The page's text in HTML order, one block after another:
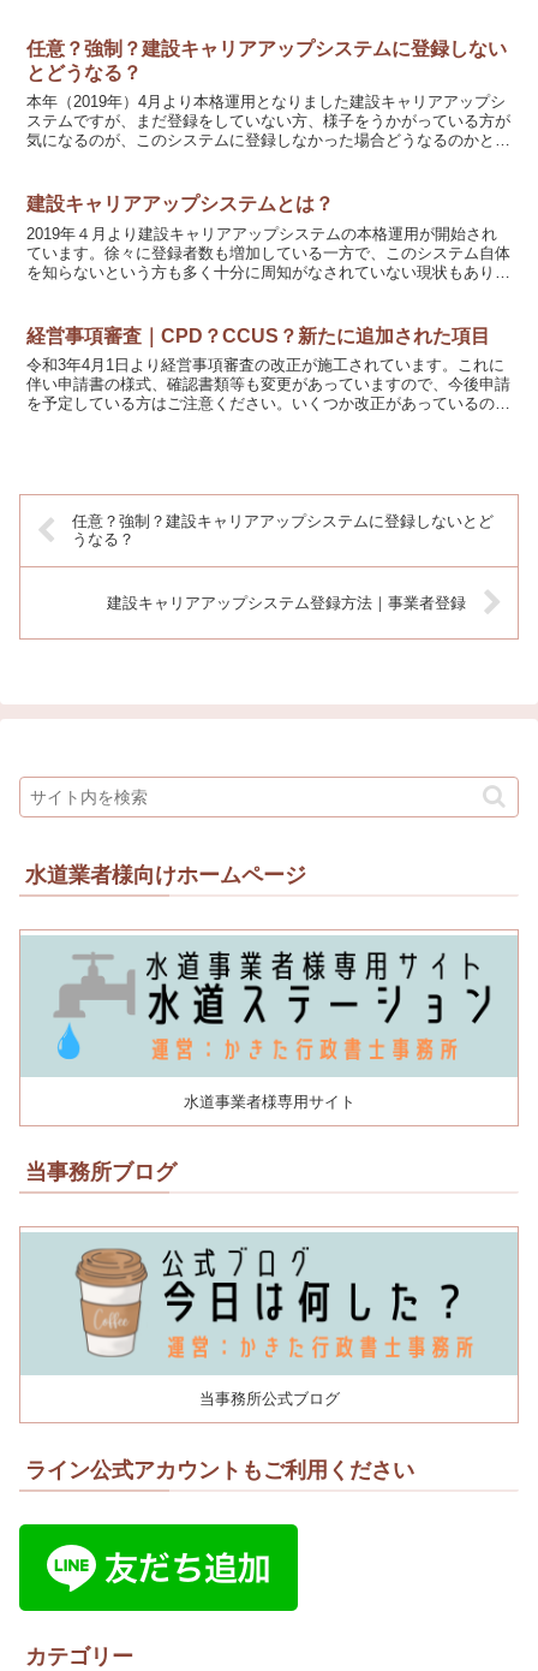
任意？強制？建設キャリアアップシステムに登録しない
とどうなる？
本年（2019年）4月より本格運用となりました建設キャリアアップシ
ステムですが、まだ登録をしていない方、様子をうかがっている方が
気になるのが、このシステムに登録しなかった場合どうなるのかとい
建設キャリアアップシステムとは？
2019年４月より建設キャリアアップシステムの本格運用が開始され
ています。徐々に登録者数も増加している一方で、このシステム自体
を知らないという方も多く十分に周知がなされていない現状もありま
経営事項審査｜CPD？CCUS？新たに追加された項目
令和3年4月1日より経営事項審査の改正が施工されています。これに
伴い申請書の様式、確認書類等も変更があっていますので、今後申請
を予定している方はご注意ください。いくつか改正があっているので
任意？強制？建設キャリアアップシステムに登録しないとど
うなる？
建設キャリアアップシステム登録方法｜事業者登録
水道業者様向けホームページ
水道事業者様専用サイト
当事務所ブログ
当事務所公式ブログ
ライン公式アカウントもご利用ください
カテゴリー